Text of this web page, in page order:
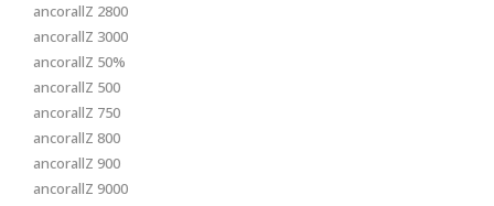
ancorallZ 2800
ancorallZ 3000
ancorallZ 50%
ancorallZ 500
ancorallZ 750
ancorallZ 800
ancorallZ 900
ancorallZ 9000